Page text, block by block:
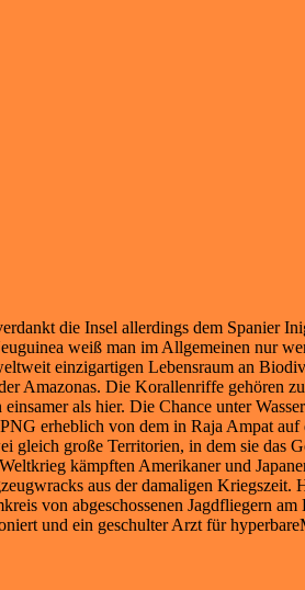
die Insel allerdings dem Spanier
weiß man im Allgemeinen nur
einzigartigen Lebensraum an
Amazonas. Die Korallenriffe gehören
als hier. Die Chance unter
erheblich von dem in Raja Ampat auf
große Territorien, in dem sie das
kämpften Amerikaner und
aus der damaligen Kriegszeit.
von abgeschossenen Jagdfliegern
und ein geschulter Arzt für